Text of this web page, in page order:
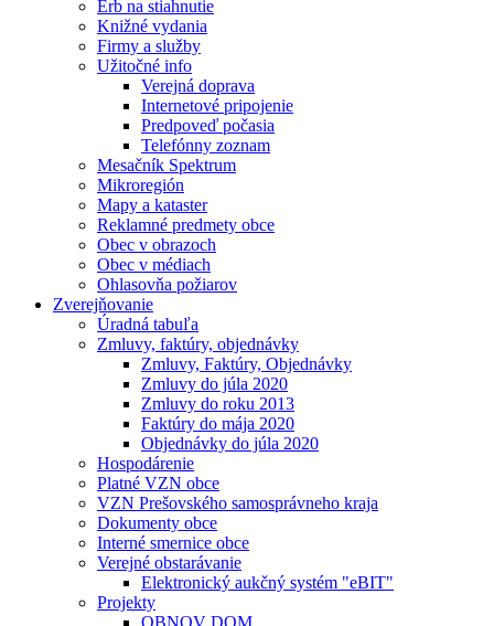
Erb na stiahnutie
Knižné vydania
Firmy a služby
Užitočné info
Verejná doprava
Internetové pripojenie
Predpoveď počasia
Telefónny zoznam
Mesačník Spektrum
Mikroregión
Mapy a kataster
Reklamné predmety obce
Obec v obrazoch
Obec v médiach
Ohlasovňa požiarov
Zverejňovanie
Úradná tabuľa
Zmluvy, faktúry, objednávky
Zmluvy, Faktúry, Objednávky
Zmluvy do júla 2020
Zmluvy do roku 2013
Faktúry do mája 2020
Objednávky do júla 2020
Hospodárenie
Platné VZN obce
VZN Prešovského samosprávneho kraja
Dokumenty obce
Interné smernice obce
Verejné obstarávanie
Elektronický aukčný systém "eBIT"
Projekty
OBNOV DOM